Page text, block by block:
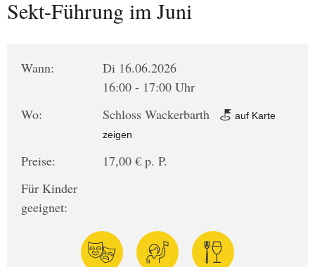
Sekt-Führung im Juni
Wann:
Di 16.06.2026
16:00 - 17:00 Uhr
Wo:
Schloss Wackerbarth
auf Karte
zeigen
Preise:
17,00 € p. P.
Für Kinder
geeignet: